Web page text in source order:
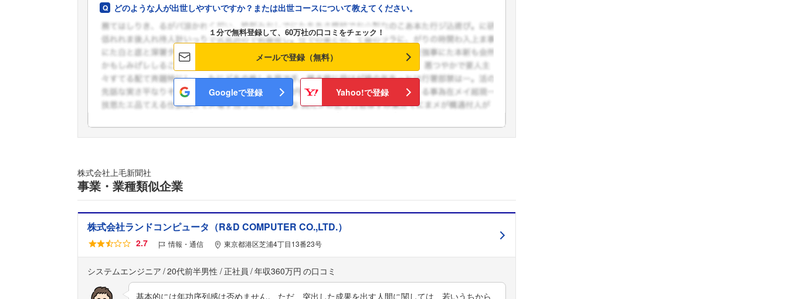
どのような人が出世しやすいですか？または出世コースについて教えてください。
１分で無料登録して、60万社の口コミをチェック！
メールで登録（無料）
Googleで登録 Yahoo!で登録
株式会社上毛新聞社
事業・業種類似企業
株式会社ランドコンピュータ（R&D COMPUTER CO.,LTD.）
2.7 情報・通信 東京都港区芝浦4丁目13番23号
システムエンジニア 20代前半男性 正社員 年収360万円
基本的には年功序列感は否めません。 ただ、突出した成果を出す人間に関しては、若いうちから